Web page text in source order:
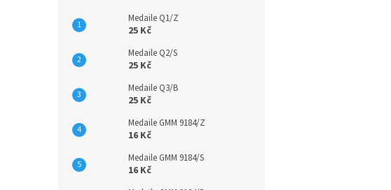
Medaile Q1/Z
25 Kč
Medaile Q2/S
25 Kč
Medaile Q3/B
25 Kč
Medaile GMM 9184/Z
16 Kč
Medaile GMM 9184/S
16 Kč